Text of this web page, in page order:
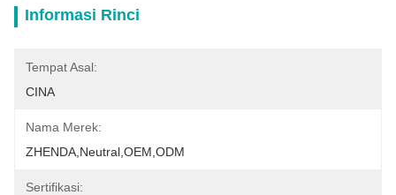
Informasi Rinci
Tempat Asal:
CINA
Nama Merek:
ZHENDA,neutral,OEM,ODM
Sertifikasi: